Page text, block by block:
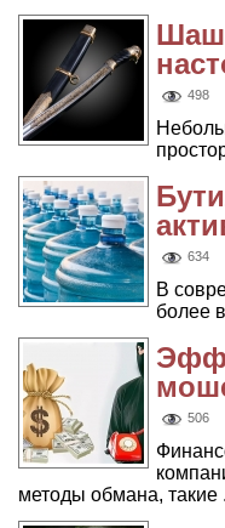
498
634
В
более
506
методы обмана, такие